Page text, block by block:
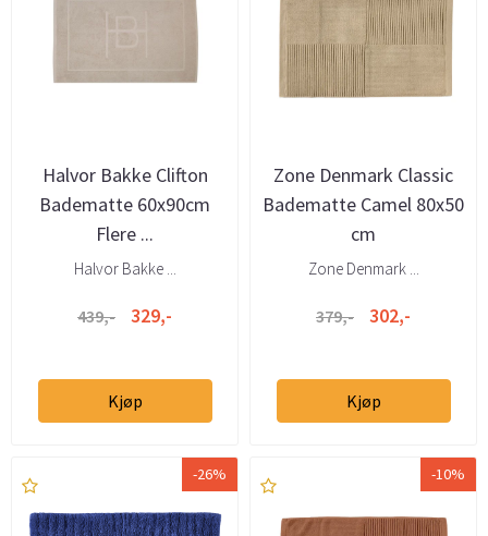
Halvor Bakke Clifton
Badematte 60x90cm
Flere ...
Halvor Bakke ...
439,- 329,-
Kjøp
Zone Denmark Classic
Badematte Camel 80x50
cm
Zone Denmark ...
379,- 302,-
Kjøp
-26% -10%